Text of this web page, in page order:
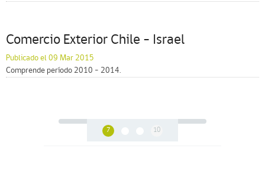
Comercio Exterior Chile – Israel
Publicado el 09 Mar 2015
Comprende período 2010 – 2014.
7 10